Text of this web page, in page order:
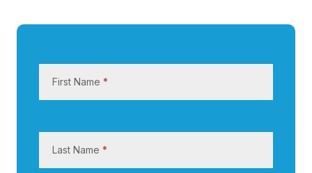
e
m
First Name *
Last Name *